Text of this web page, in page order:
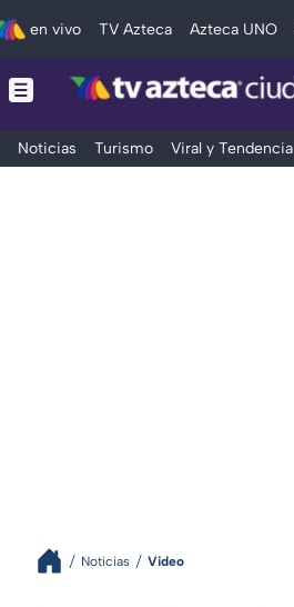
en vivo TV Azteca Azteca UNO
Noticias Turismo Viral y Tendencia
Noticias Video